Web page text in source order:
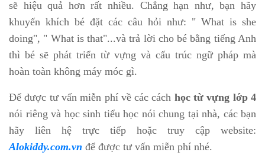
sẽ hiệu quả hơn rất nhiều. Chẳng hạn như, bạn hãy
khuyến khích bé đặt các câu hỏi như: " What is she
doing", " What is that"...và trả lời cho bé bằng tiếng Anh
thì bé sẽ phát triển từ vựng và cấu trúc ngữ pháp mà
hoàn toàn không máy móc gì.
Để được tư vấn miễn phí về các cách học từ vựng lớp 4
nói riêng và học sinh tiểu học nói chung tại nhà, các bạn
hãy liên hệ trực tiếp hoặc truy cập website:
Alokiddy.com.vn để được tư vấn miễn phí nhé.